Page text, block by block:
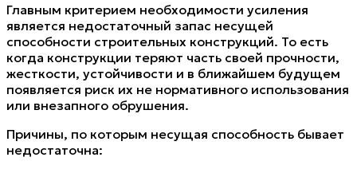
Главным критерием необходимости усиления
является недостаточный запас несущей
способности строительных конструкций. То есть
когда конструкции теряют часть своей прочности,
жесткости, устойчивости и в ближайшем будущем
появляется риск их не нормативного использования
или внезапного обрушения.
Причины, по которым несущая способность бывает
недостаточна: